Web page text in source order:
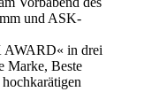
und ASK-
AWARD« in drei
Marke, Beste